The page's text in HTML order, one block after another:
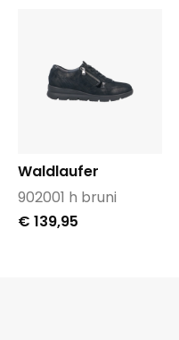
Waldlaufer
902001 h bruni
€ 139,95